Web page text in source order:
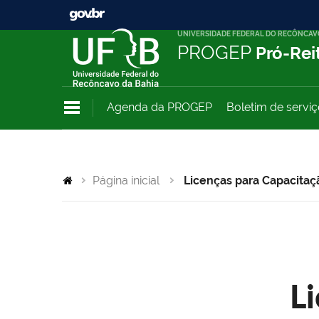
UNIVERSIDADE FEDERAL DO
PROGEP Pró-
Agenda da PROGEP Boletim de
Página inicial Licenças para